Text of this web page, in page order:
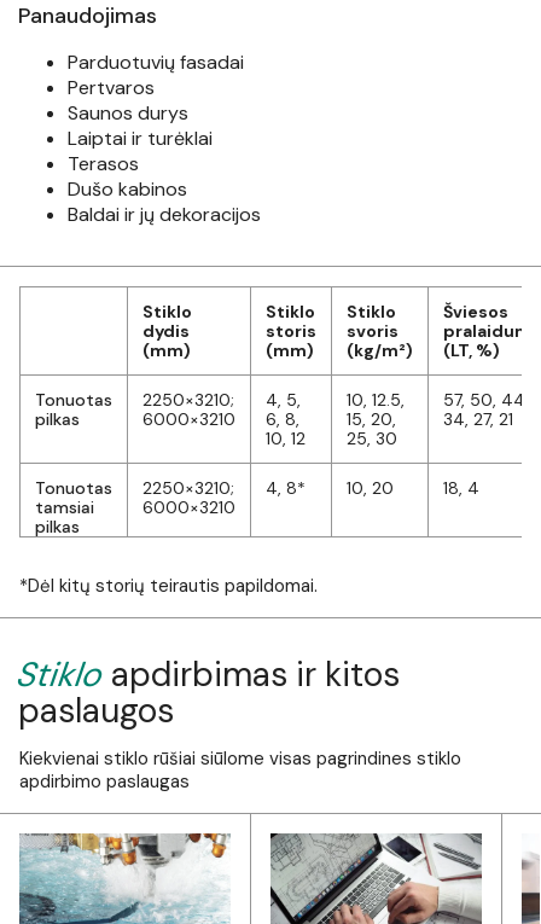
Panaudojimas
Parduotuvių fasadai
Pertvaros
Saunos durys
Laiptai ir turėklai
Terasos
Dušo kabinos
Baldai ir jų dekoracijos
Stiklo
dydis
(mm)
Stiklo
storis
(mm)
Stiklo
svoris
(kg/m²)
Šviesos
(LT, %)
Tonuotas
pilkas
2250×3210;
6000×3210
4, 5,
6, 8,
10, 12
10, 12.5,
15, 20,
25, 30
57, 50, 44,
34, 27, 21
Tonuotas
tamsiai
pilkas
2250×3210;
6000×3210
4, 8* 10, 20 18, 4
*Dėl kitų storių teirautis papildomai.
Stikloapdirbimas ir kitos
paslaugos
Kiekvienai stiklo rūšiai siūlome visas pagrindines stiklo
apdirbimo paslaugas